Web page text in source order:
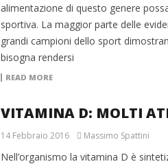
alimentazione di questo genere
sportiva. La maggior parte delle
grandi campioni dello sport
bisogna rendersi
READ MORE
VITAMINA D: MOLTI
14 Febbraio 2016 Massimo Spattini
Nell’organismo la vitamina D è